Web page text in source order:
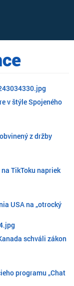
v štýle Spojeného
z držby
TikToku napriek
USA na „otrocký
schváli zákon
programu „Chat